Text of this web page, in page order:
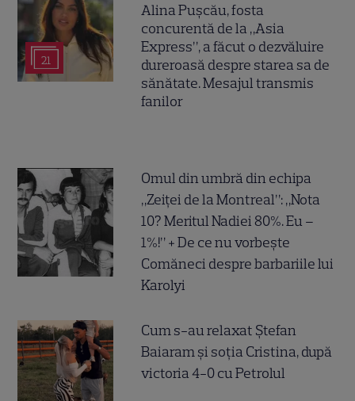
21
Alina Pușcău, fosta
concurentă de la „Asia
Express”, a făcut o dezvăluire
dureroasă despre starea sa de
sănătate. Mesajul transmis
fanilor
Omul din umbră din echipa
„Zeiței de la Montreal”: „Nota
10? Meritul Nadiei 80%. Eu –
1%!” + De ce nu vorbește
Comăneci despre barbariile lui
Karolyi
Cum s-au relaxat Ștefan
Baiaram și soția Cristina, după
victoria 4-0 cu Petrolul